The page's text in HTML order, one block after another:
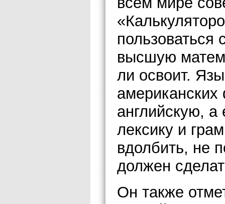
пользоваться
высшую
ли освоит.
английскую,
лексику и
вдолбить, не
должен
Он также